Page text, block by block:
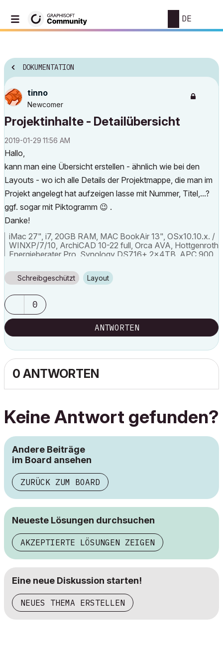
DE
DOKUMENTATION
tinno
Newcomer
Projektinhalte - Detailübersicht
‎2019-01-29 11:56 AM
Hallo,
kann man eine Übersicht erstellen - ähnlich wie bei den
Layouts - wo ich alle Details der Projektmappe, die man im
Projekt angelegt hat aufzeigen lasse mit Nummer, Titel,...?
ggf. sogar mit Piktogramm 😉 .
Danke!
iMac 27", i7, 20GB RAM, MAC BookAir 13", OSx10.10.x. /
WINXP/7/10, ArchiCAD 10-22 full, Orca AVA, Hottgenroth
Energieberater Pro, Synology DS716+ 2x4TB, APC 900
Schreibgeschützt Layout
0
ANTWORTEN
0 ANTWORTEN
Keine Antwort gefunden?
Andere Beiträge
im Board ansehen
ZURÜCK ZUM BOARD
Neueste Lösungen durchsuchen
AKZEPTIERTE LÖSUNGEN ZEIGEN
Eine neue Diskussion starten!
NEUES THEMA ERSTELLEN